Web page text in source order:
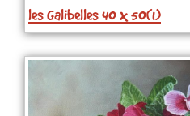
les Galibelles 40 x 50(1)